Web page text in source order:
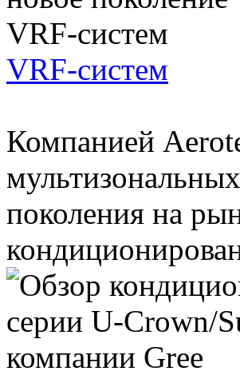
VRF-систем
Компанией
поколения на